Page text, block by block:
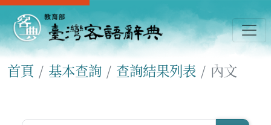
首頁 基本查詢 查詢結果列表 內文